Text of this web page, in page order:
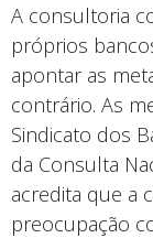
A consultoria
próprios
apontar as
contrário. As
Sindicato dos
da Consulta
acredita que a
preocupação